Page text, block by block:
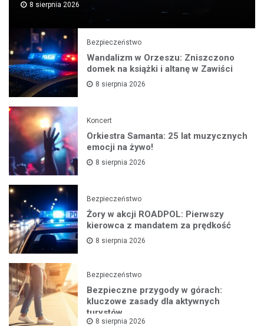
8 sierpnia 2026
Bezpieczeństwo
Wandalizm w Orzeszu: Zniszczono
domek na książki i altanę w Zawiści
8 sierpnia 2026
Koncert
Orkiestra Samanta: 25 lat muzycznych
emocji na żywo!
8 sierpnia 2026
Bezpieczeństwo
Żory w akcji ROADPOL: Pierwszy
kierowca z mandatem za prędkość
8 sierpnia 2026
Bezpieczeństwo
Bezpieczne przygody w górach:
kluczowe zasady dla aktywnych
turystów
8 sierpnia 2026